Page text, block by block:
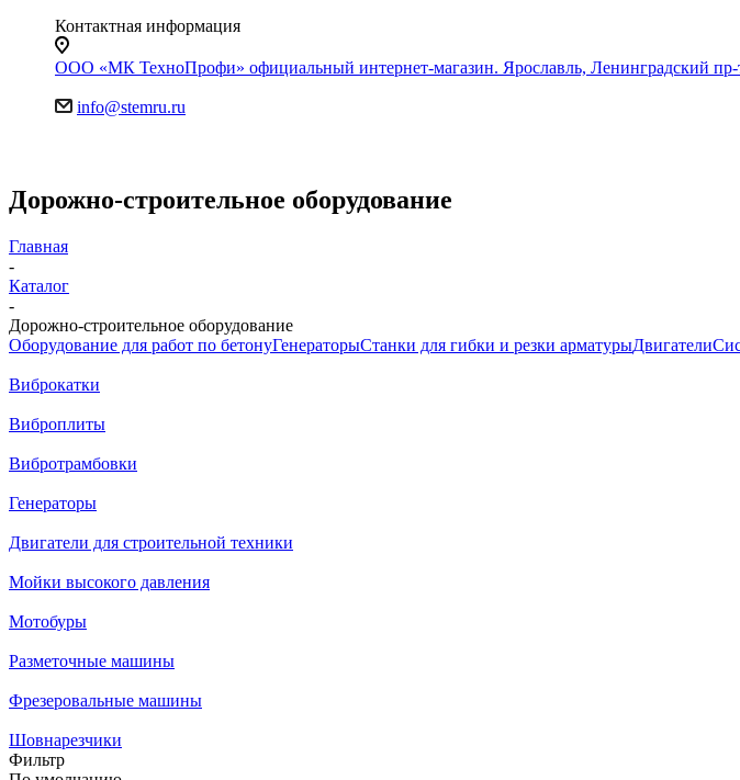
Контактная информация
ООО «МК ТехноПрофи» официальный интернет-магазин. Ярославль, Ленинградский пр-
info@stemru.ru
Дорожно-строительное оборудование
Главная
-
Каталог
-
Дорожно-строительное оборудование
Оборудование для работ по бетонуГенераторыСтанки для гибки и резки арматурыДвигатели
Виброкатки
Виброплиты
Вибротрамбовки
Генераторы
Двигатели для строительной техники
Мойки высокого давления
Мотобуры
Разметочные машины
Фрезеровальные машины
Шовнарезчики
Фильтр